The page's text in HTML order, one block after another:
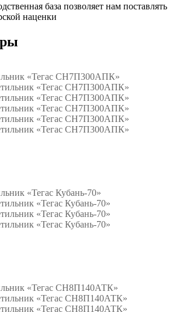
база позволяет нам поставлять
наценки
«Тегас СН7П300АПК»
«Тегас Кубань-70»
«Тегас СН8П140АТК»